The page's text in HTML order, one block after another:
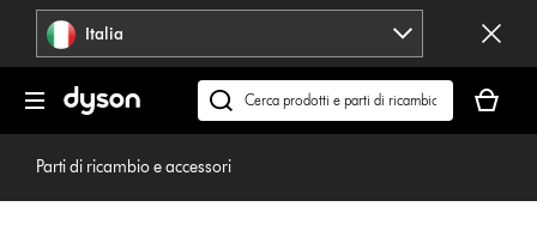
navigazione Italia
Cerca
su
dyson.it
carrello
è
Parti di ricambio e accessori